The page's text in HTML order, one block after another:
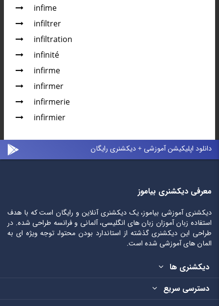
infime
infiltrer
infiltration
infinité
infirme
infirmer
infirmerie
infirmier
دانلود اپلیکیشن آموزشی + دیکشنری رایگان
معرفی دیکشنری بیاموز
دیکشنری آموزشی بیاموز، یک دیکشنری آنلاین و رایگان است که با هدف
استفاده زبان آموزان زبان های انگلیسی، آلمانی و فرانسه طراحی شده. در
طراحی این دیکشنری گذشته از استاندارد بودن محتوا، توجه ویژه ای به
المان های آموزشی شده است.
دیکشنری ها
دسترسی سریع